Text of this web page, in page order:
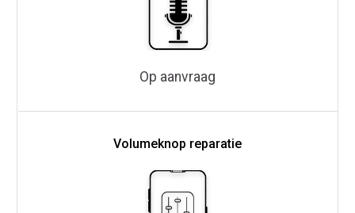
Op aanvraag
Volumeknop reparatie